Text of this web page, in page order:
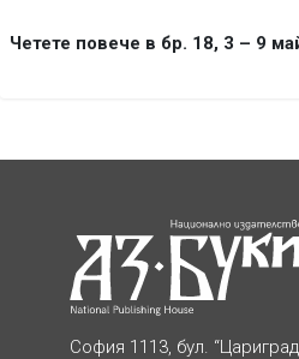
Четете повече в бр. 18, 3 – 9
София 1113, бул.